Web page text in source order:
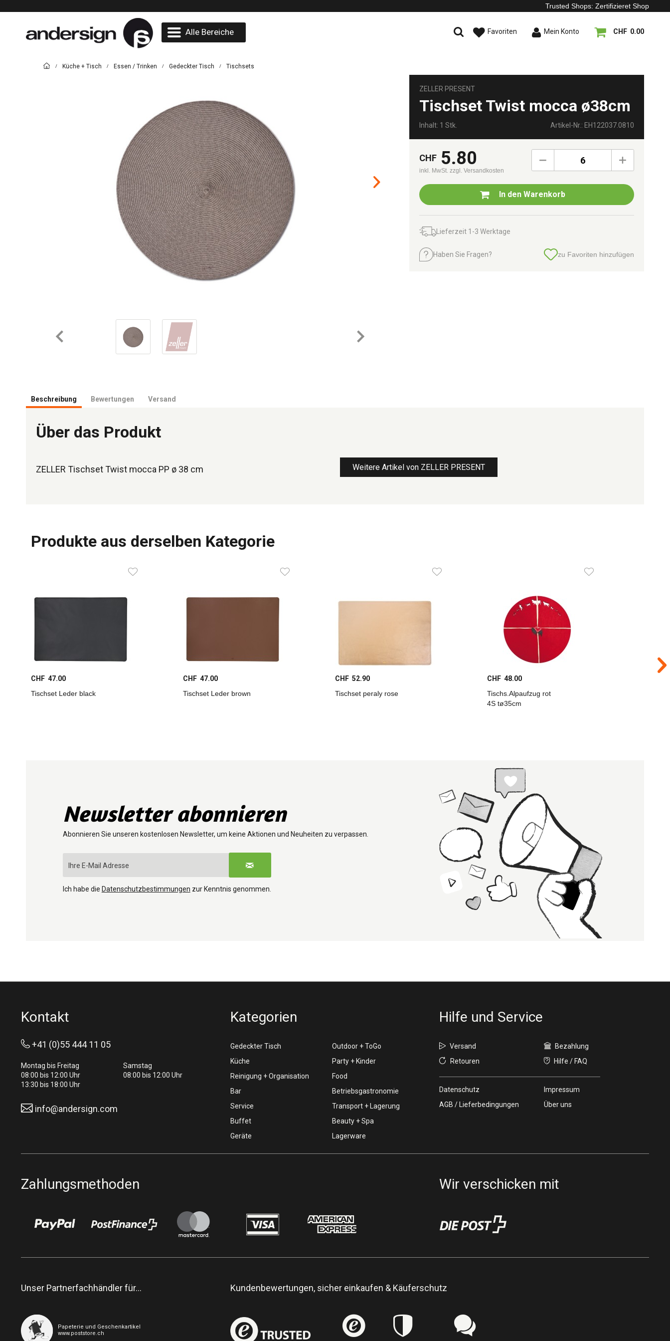
Trusted Shops: Zertifizieret Shop
Alle Bereiche Favoriten Mein Konto CHF 0.00
/ Küche + Tisch / Essen / Trinken / Gedeckter Tisch / Tischsets
ZELLER PRESENT
Tischset Twist mocca ø38cm
Inhalt: 1 Stk. Artikel-Nr.: EH122037.0810
CHF 5.80
inkl. MwSt. zzgl. Versandkosten
6
In den Warenkorb
Lieferzeit 1-3 Werktage
Haben Sie Fragen? zu Favoriten hinzufügen
Beschreibung Bewertungen Versand
Über das Produkt
ZELLER Tischset Twist mocca PP ø 38 cm Weitere Artikel von ZELLER PRESENT
Produkte aus derselben Kategorie
CHF 47.00
Tischset Leder black
CHF 47.00
Tischset Leder brown
CHF 52.90
Tischset peraly rose
CHF 48.00
Tischs.Alpaufzug rot
4S tø35cm
Newsletter abonnieren
Abonnieren Sie unseren kostenlosen Newsletter, um keine Aktionen und Neuheiten zu verpassen.
Ich habe die Datenschutzbestimmungen zur Kenntnis genommen.
Kontakt
+41 (0)55 444 11 05
Montag bis Freitag
08:00 bis 12:00 Uhr
13:30 bis 18:00 Uhr
Samstag
08:00 bis 12:00 Uhr
info@andersign.com
Kategorien
Gedeckter Tisch
Outdoor + ToGo
Küche
Party + Kinder
Reinigung + Organisation
Food
Bar
Betriebsgastronomie
Service
Transport + Lagerung
Buffet
Beauty + Spa
Geräte
Lagerware
Hilfe und Service
Versand
Bezahlung
Retouren
Hilfe / FAQ
Datenschutz
Impressum
AGB / Lieferbedingungen
Über uns
Zahlungsmethoden Wir verschicken mit
Unser Partnerfachhändler für…
Papeterie und Geschenkartikel
www.poststore.ch
Kundenbewertungen, sicher einkaufen & Käuferschutz